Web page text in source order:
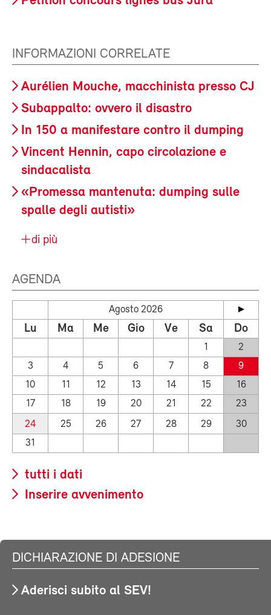
INFORMAZIONI CORRELATE
Aurélien Mouche, macchinista presso CJ
Subappalto: ovvero il disastro
In 150 a manifestare contro il dumping
Vincent Hennin, capo circolazione e
sindacalista
«Promessa mantenuta: dumping sulle
spalle degli autisti»
di più
AGENDA
Agosto 2026
Lu Ma Me Gio Ve Sa Do
1
2
3
4 5 6 7 8
9
10
11 12 13 14 15
16
17
18 19 20 21 22
23
24
25 26 27 28 29
30
31
tutti i dati
Inserire avvenimento
DICHIARAZIONE DI ADESIONE
Aderisci subito al SEV!